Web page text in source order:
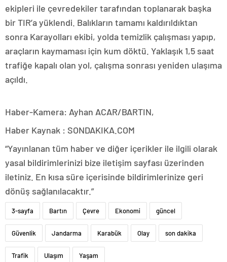
ekipleri ile çevredekiler tarafından toplanarak başka
bir TIR’a yüklendi. Balıkların tamamı kaldırıldıktan
sonra Karayolları ekibi, yolda temizlik çalışması yapıp,
araçların kaymaması için kum döktü. Yaklaşık 1,5 saat
trafiğe kapalı olan yol, çalışma sonrası yeniden ulaşıma
açıldı.
Haber-Kamera: Ayhan ACAR/BARTIN,
Haber Kaynak : SONDAKIKA.COM
“Yayınlanan tüm haber ve diğer içerikler ile ilgili olarak
yasal bildirimlerinizi bize iletişim sayfası üzerinden
iletiniz. En kısa süre içerisinde bildirimlerinize geri
dönüş sağlanılacaktır.”
3-sayfa Bartın Çevre Ekonomi güncel
Güvenlik Jandarma Karabük Olay son dakika
Trafik Ulaşım Yaşam